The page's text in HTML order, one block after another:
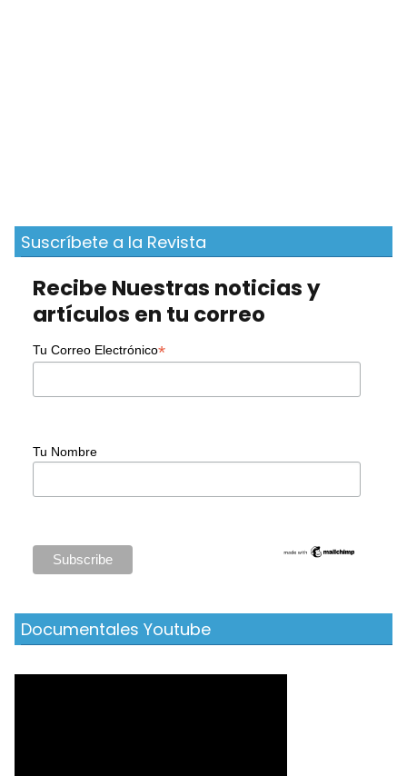
Suscríbete a la Revista
Recibe Nuestras noticias y
artículos en tu correo
Tu Correo Electrónico*
Tu Nombre
Documentales Youtube